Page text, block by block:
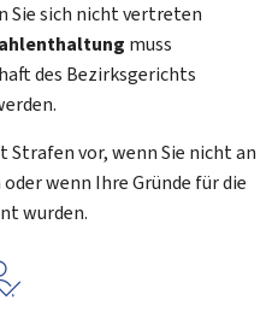
Sie sich nicht vertreten
muss
des Bezirksgerichts
Strafen vor, wenn Sie nicht an
wenn Ihre Gründe für die
wurden.